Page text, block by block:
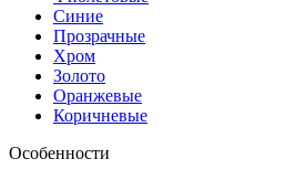
Синие
Прозрачные
Хром
Золото
Оранжевые
Коричневые
Особенности